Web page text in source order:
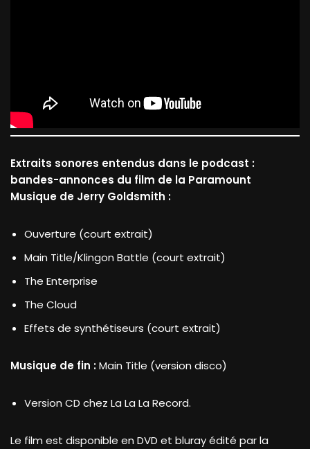
Extraits sonores entendus dans le podcast :
bandes-annonces du film de la Paramount
Musique de Jerry Goldsmith :
Ouverture (court extrait)
Main Title/Klingon Battle (court extrait)
The Enterprise
The Cloud
Effets de synthétiseurs (court extrait)
Musique de fin :Main Title (version disco)
Version CD chez La La La Record.
Le film est disponible en DVD et bluray édité par la